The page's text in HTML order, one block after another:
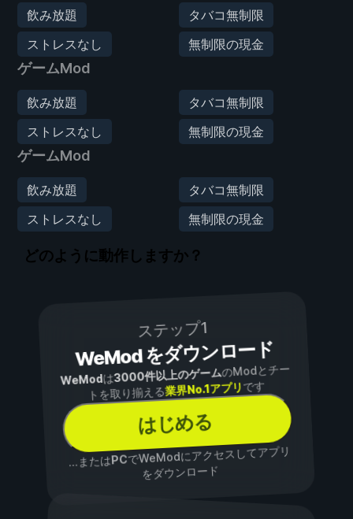
飲み放題
タバコ無制限
ストレスなし
無制限の現金
ゲームMod
飲み放題
タバコ無制限
ストレスなし
無制限の現金
ゲームMod
飲み放題
タバコ無制限
ストレスなし
無制限の現金
どのように動作しますか？
ステップ1
WeMod をダウンロード
WeModは3000件以上のゲームのModとチー
トを取り揃える業界No.1アプリです
はじめる
...またはPCでWeModにアクセスしてアプリ
をダウンロード